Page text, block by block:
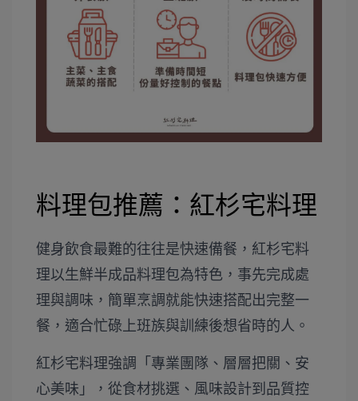
料理包推薦：紅杉宅料理
健身飲食最難的往往是快速備餐，紅杉宅料
理以生鮮半成品料理包為特色，事先完成處
理與調味，簡單烹調就能快速搭配出完整一
餐，適合忙碌上班族與訓練後想省時的人。
紅杉宅料理強調「專業團隊、層層把關、安
心美味」，從食材挑選、風味設計到品質控